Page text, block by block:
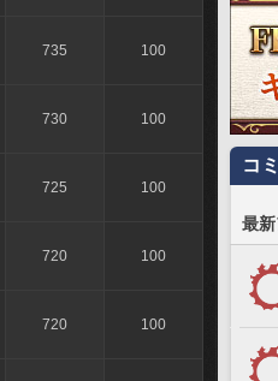
735 100
730 100
725 100
720 100
720 100
コ
最